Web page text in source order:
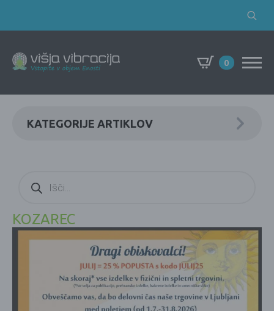
Search
0
KATEGORIJE ARTIKLOV
search
KOZAREC